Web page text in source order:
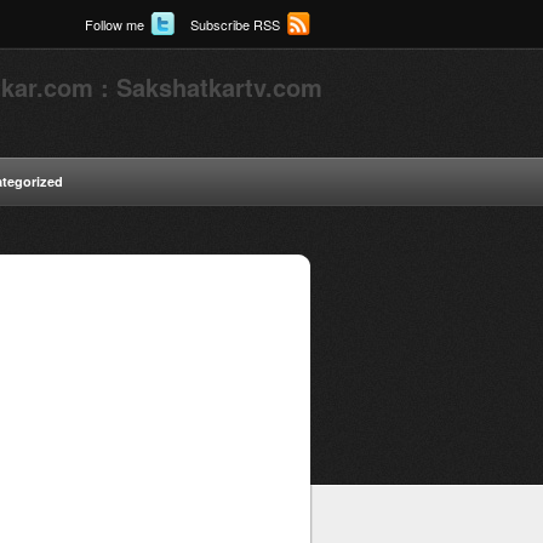
Follow me Subscribe RSS
: Sakshatkartv.com